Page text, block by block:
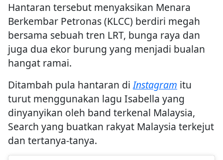
Hantaran tersebut menyaksikan Menara
Berkembar Petronas (KLCC) berdiri megah
bersama sebuah tren LRT, bunga raya dan
juga dua ekor burung yang menjadi bualan
hangat ramai.
Ditambah pula hantaran diInstagram itu
turut menggunakan lagu Isabella yang
dinyanyikan oleh band terkenal Malaysia,
Search yang buatkan rakyat Malaysia terkejut
dan tertanya-tanya.